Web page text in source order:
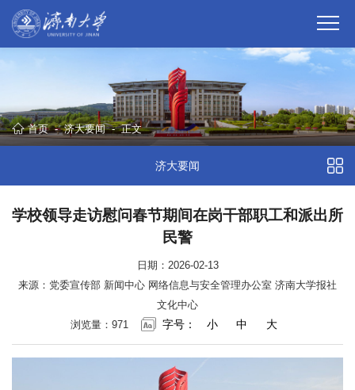
首页 - 济大要闻 - 正文
济大要闻
学校领导走访慰问春节期间在岗干部职工和派出所
民警
日期：2026-02-13
来源：党委宣传部 新闻中心 网络信息与安全管理办公室 济南大学报社
文化中心
浏览量： 971 字号： 小 中 大